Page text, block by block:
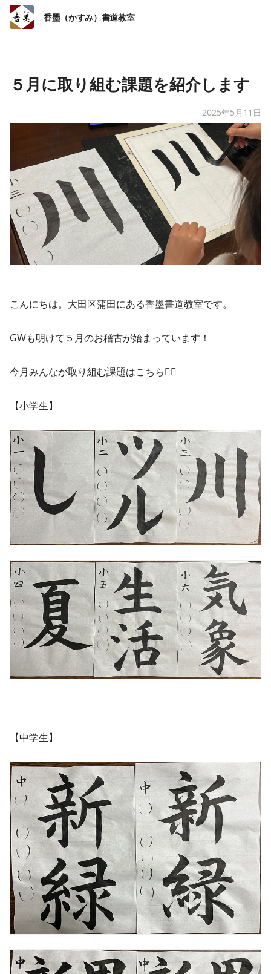
香墨（かすみ）書道教室
５月に取り組む課題を紹介します
2025年5月11日
こんにちは。大田区蒲田にある香墨書道教室です。
GWも明けて５月のお稽古が始まっています！
今月みんなが取り組む課題はこちら💁‍♀️
【小学生】
【中学生】